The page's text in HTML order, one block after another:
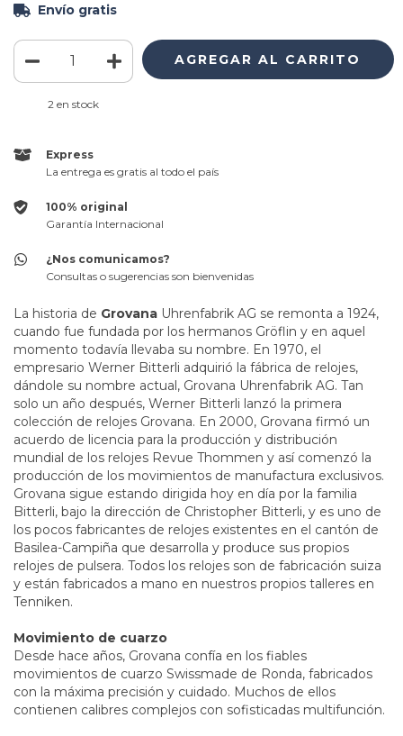
Envío gratis
2 en stock
Express
La entrega es gratis al todo el país
100% original
Garantía Internacional
¿Nos comunicamos?
Consultas o sugerencias son bienvenidas
La historia de Grovana Uhrenfabrik AG se remonta a 1924,
cuando fue fundada por los hermanos Gröflin y en aquel
momento todavía llevaba su nombre. En 1970, el
empresario Werner Bitterli adquirió la fábrica de relojes,
dándole su nombre actual, Grovana Uhrenfabrik AG. Tan
solo un año después, Werner Bitterli lanzó la primera
colección de relojes Grovana. En 2000, Grovana firmó un
acuerdo de licencia para la producción y distribución
mundial de los relojes Revue Thommen y así comenzó la
producción de los movimientos de manufactura exclusivos.
Grovana sigue estando dirigida hoy en día por la familia
Bitterli, bajo la dirección de Christopher Bitterli, y es uno de
los pocos fabricantes de relojes existentes en el cantón de
Basilea-Campiña que desarrolla y produce sus propios
relojes de pulsera. Todos los relojes son de fabricación suiza
y están fabricados a mano en nuestros propios talleres en
Tenniken.
Movimiento de cuarzo
Desde hace años, Grovana confía en los fiables
movimientos de cuarzo Swissmade de Ronda, fabricados
con la máxima precisión y cuidado. Muchos de ellos
contienen calibres complejos con sofisticadas multifunción.